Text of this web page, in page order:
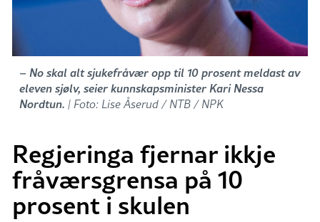
– No skal alt sjukefråvær opp til 10 prosent meldast av
eleven sjølv, seier kunnskapsminister Kari Nessa
Nordtun. | Foto: Lise Åserud / NTB / NPK
Regjeringa fjernar ikkje
fråværsgrensa på 10
prosent i skulen